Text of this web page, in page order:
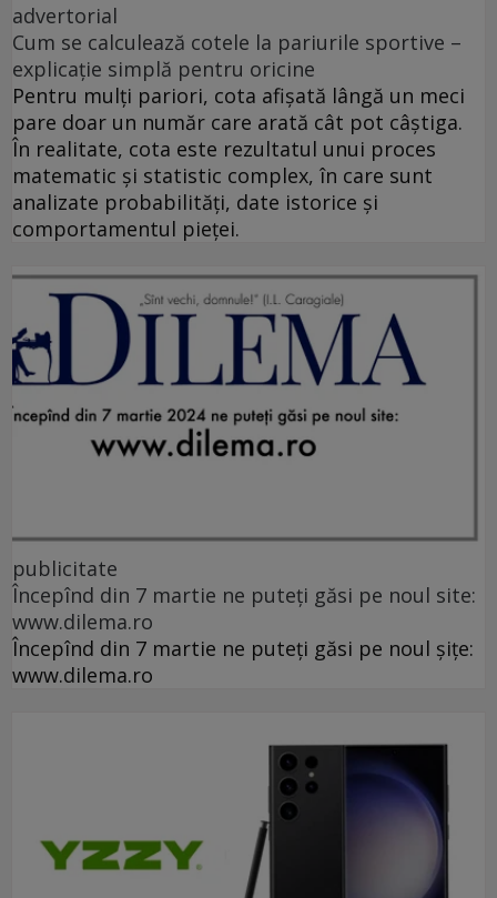
advertorial
Cum se calculează cotele la pariurile sportive –
explicație simplă pentru oricine
Pentru mulți pariori, cota afișată lângă un meci
pare doar un număr care arată cât pot câștiga.
În realitate, cota este rezultatul unui proces
matematic și statistic complex, în care sunt
analizate probabilități, date istorice și
comportamentul pieței.
publicitate
Începînd din 7 martie ne puteți găsi pe noul site:
www.dilema.ro
Începînd din 7 martie ne puteți găsi pe noul șițe:
www.dilema.ro